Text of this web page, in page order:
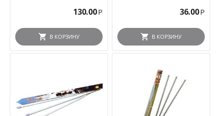
130.00 Р
В КОРЗИНУ
36.00 Р
В КОРЗИНУ